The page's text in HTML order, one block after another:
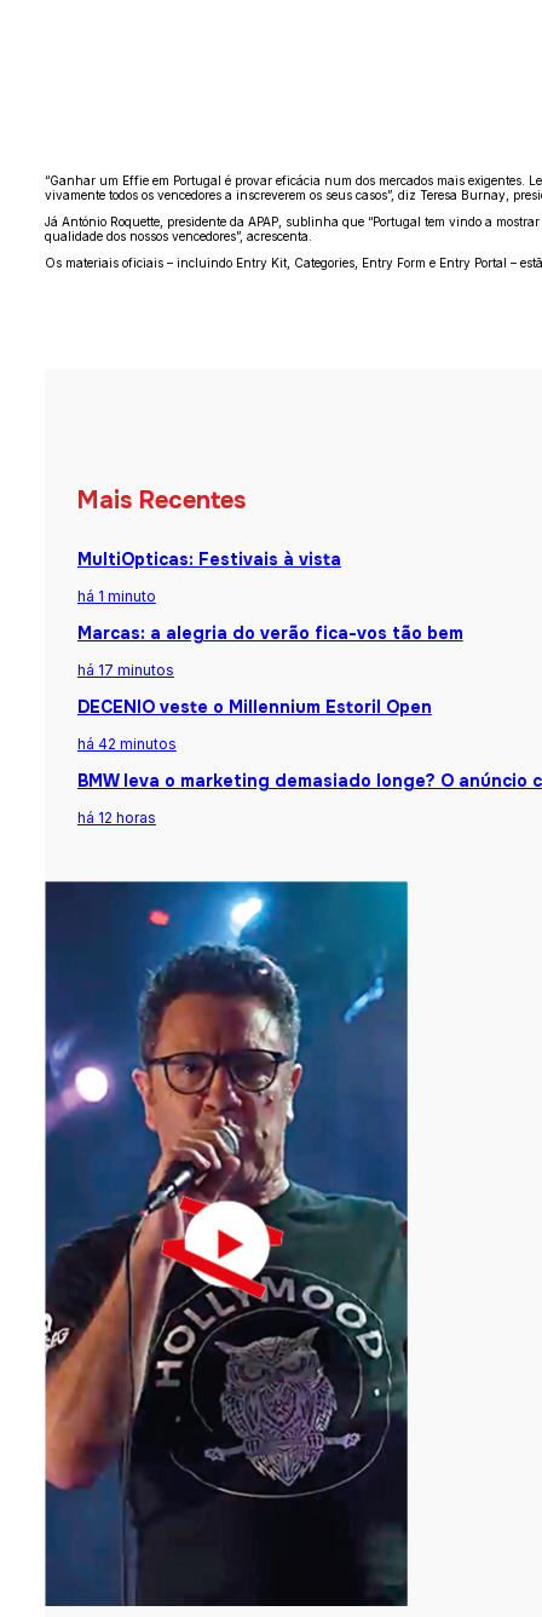
“Ganhar um Effie em Portugal é provar eficácia num dos mercados mais exigentes.
vivamente todos os vencedores a inscreverem os seus casos”, diz Teresa Burnay,
Já António Roquette, presidente da APAP, sublinha que “Portugal tem vindo a
qualidade dos nossos vencedores”, acrescenta.
Os materiais oficiais – incluindo Entry Kit, Categories, Entry Form e Entry Portal –
Mais Recentes
MultiOpticas: Festivais à vista
há 1 minuto
Marcas: a alegria do verão fica-vos tão bem
há 17 minutos
DECENIO veste o Millennium Estoril Open
há 42 minutos
BMW leva o marketing demasiado longe? O
há 12 horas